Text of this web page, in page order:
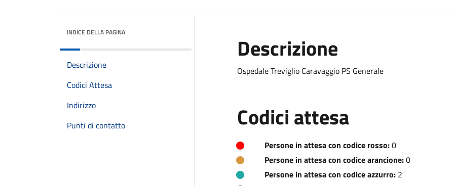
INDICE DELLA PAGINA
Descrizione
Codici Attesa
Indirizzo
Punti di contatto
Descrizione
Ospedale Treviglio Caravaggio PS Generale
Codici attesa
Persone in attesa con codice rosso:0
Persone in attesa con codice arancione:0
Persone in attesa con codice azzurro:2